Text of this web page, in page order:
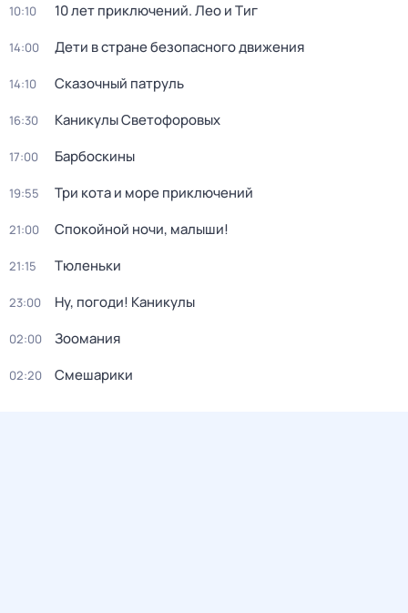
10:10 10 лет приключений. Лео и Тиг
14:00 Дети в стране безопасного движения
14:10 Сказочный патруль
16:30 Каникулы Светофоровых
17:00 Барбоскины
19:55 Три кота и море приключений
21:00 Спокойной ночи, малыши!
21:15 Тюленьки
23:00 Ну, погоди! Каникулы
02:00 Зоомания
02:20 Смешарики